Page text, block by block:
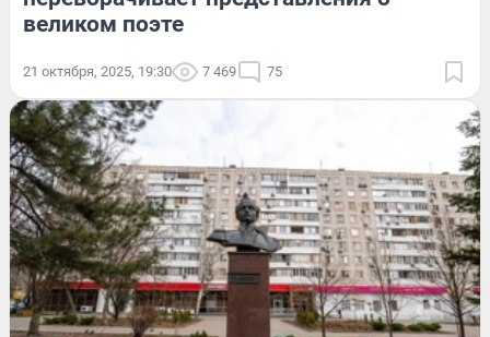
великом поэте
21 октября, 2025, 19:30 7 469 75